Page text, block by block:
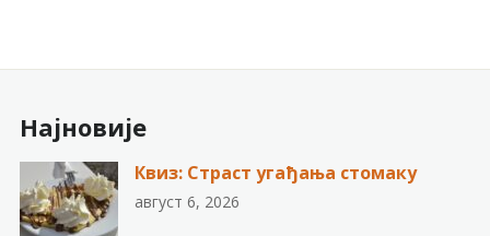
Најновије
Квиз: Страст угађања стомаку
август 6, 2026